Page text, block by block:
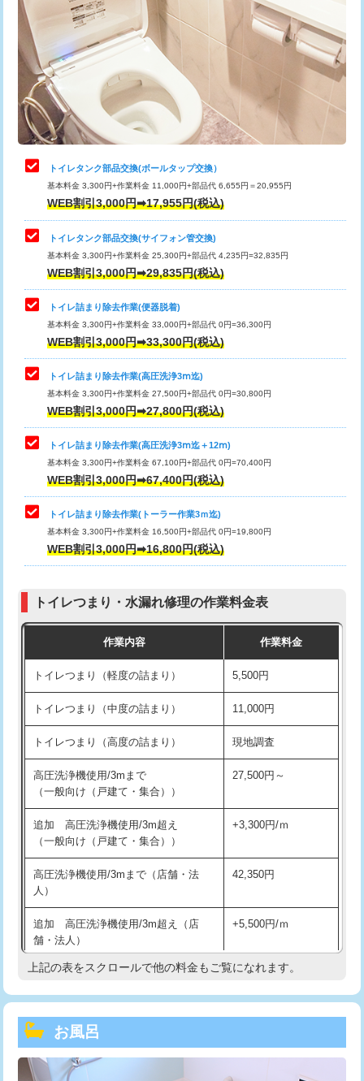
トイレタンク部品交換(ボールタップ交換）
基本料金 3,300円+作業料金 11,000円+部品代 6,655円＝20,955円
WEB割引3,000円➡17,955円(税込)
トイレタンク部品交換(サイフォン管交換)
基本料金 3,300円+作業料金 25,300円+部品代 4,235円=32,835円
WEB割引3,000円➡29,835円(税込)
トイレ詰まり除去作業(便器脱着)
基本料金 3,300円+作業料金 33,000円+部品代 0円=36,300円
WEB割引3,000円➡33,300円(税込)
トイレ詰まり除去作業(高圧洗浄3ⅿ迄)
基本料金 3,300円+作業料金 27,500円+部品代 0円=30,800円
WEB割引3,000円➡27,800円(税込)
トイレ詰まり除去作業(高圧洗浄3ⅿ迄＋12ⅿ)
基本料金 3,300円+作業料金 67,100円+部品代 0円=70,400円
WEB割引3,000円➡67,400円(税込)
トイレ詰まり除去作業(トーラー作業3ｍ迄)
基本料金 3,300円+作業料金 16,500円+部品代 0円=19,800円
WEB割引3,000円➡16,800円(税込)
トイレつまり・水漏れ修理の作業料金表
作業内容 作業料金
トイレつまり（軽度の詰まり） 5,500円
トイレつまり（中度の詰まり） 11,000円
トイレつまり（高度の詰まり） 現地調査
高圧洗浄機使用/3mまで
（一般向け（戸建て・集合））
27,500円～
追加 高圧洗浄機使用/3m超え
（一般向け（戸建て・集合））
+3,300円/ｍ
高圧洗浄機使用/3mまで（店舗・法
人）
42,350円
追加 高圧洗浄機使用/3m超え（店
舗・法人）
+5,500円/ｍ
高度高圧洗浄換 現地調査
トーラー機使用/3mまで
追加トーラー機使用/3m超え
上記の表をスクロールで他の料金もご覧になれます。
お風呂